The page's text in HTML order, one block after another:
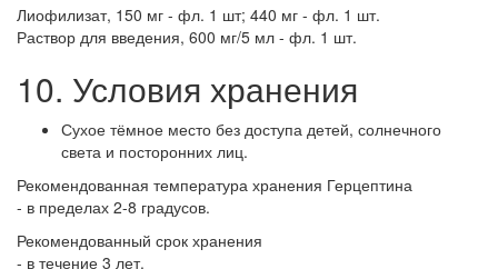
Лиофилизат, 150 мг - фл. 1 шт; 440 мг - фл. 1 шт.
Раствор для введения, 600 мг/5 мл - фл. 1 шт.
10. Условия хранения
Сухое тёмное место без доступа детей, солнечного
света и посторонних лиц.
Рекомендованная температура хранения Герцептина
- в пределах 2-8 градусов.
Рекомендованный срок хранения
- в течение 3 лет.